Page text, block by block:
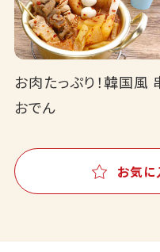
お肉たっぷり！韓国風
おでん
お気に